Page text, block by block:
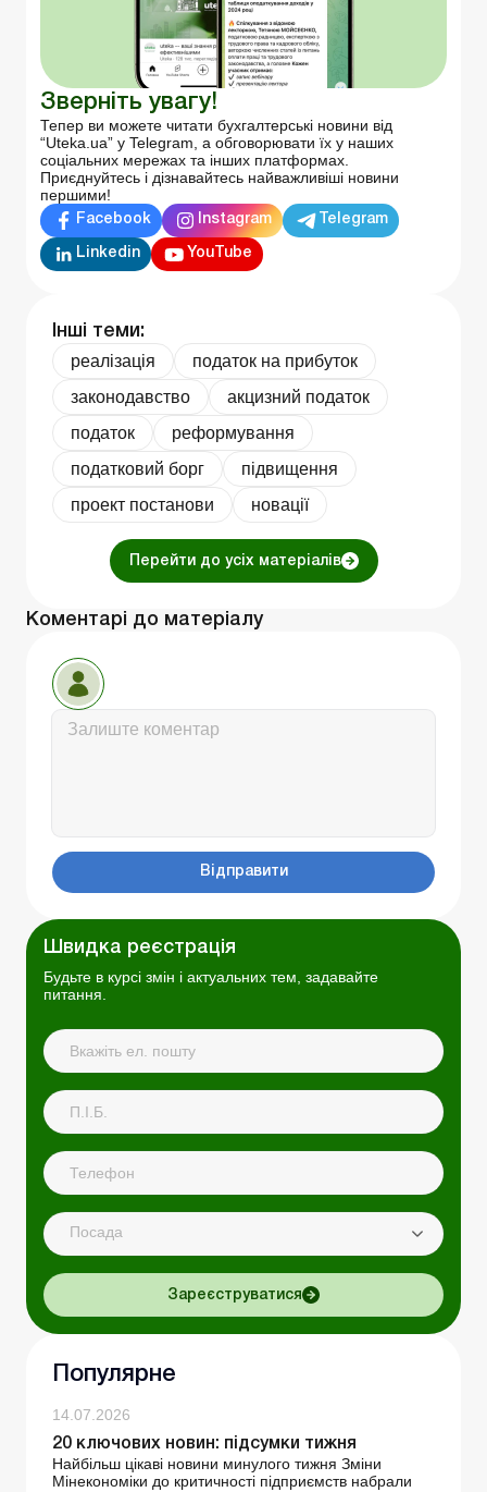
Зверніть увагу!
Тепер ви можете читати бухгалтерські новини від
“Uteka.ua” у Telegram, а обговорювати їх у наших
соціальних мережах та інших платформах.
Приєднуйтесь і дізнавайтесь найважливіші новини
першими!
Facebook Instagram Telegram
Linkedin YouTube
Інші теми:
реалізація
податок на прибуток
законодавство
акцизний податок
податок
реформування
податковий борг
підвищення
проект постанови
новації
Перейти до усіх матеріалів
Коментарі до матеріалу
Відправити
Швидка реєстрація
Будьте в курсі змін і актуальних тем, задавайте
питання.
Посада
Зареєструватися
Популярне
14.07.2026
20 ключових новин: підсумки тижня
Найбільш цікаві новини минулого тижня Зміни
Мінекономіки до критичності підприємств набрали